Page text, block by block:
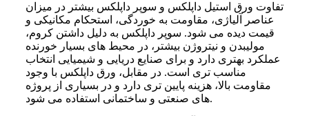
تفاوت ورق استیل داپلکس و سوپر داپلکس بیشتر در میزان
عناصر آلیاژی، مقاومت به خوردگی، استحکام مکانیکی و
قیمت دیده می شود. سوپر داپلکس به دلیل داشتن کروم،
مولیبدن و نیتروژن بیشتر، در محیط های بسیار خورنده
عملکرد بهتری دارد و برای صنایع دریایی و شیمیایی انتخاب
مناسب تری است. در مقابل، ورق داپلکس با وجود
مقاومت بالا، هزینه پایین تری دارد و در بسیاری از پروژه
های صنعتی و ساختمانی استفاده می شود.